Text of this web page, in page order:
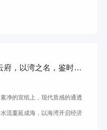
骄阳房地产宣传片|开云府，以湾之名，鉴时代云起
素净的宣纸上，现代质感的通透
水流蔓延成海，以海湾开启经济